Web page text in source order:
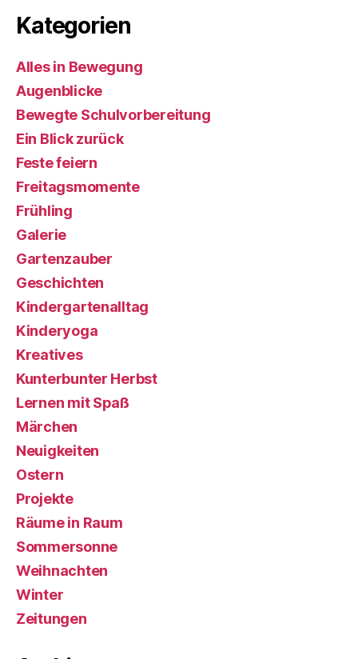
Kategorien
Alles in Bewegung
Augenblicke
Bewegte Schulvorbereitung
Ein Blick zurück
Feste feiern
Freitagsmomente
Frühling
Galerie
Gartenzauber
Geschichten
Kindergartenalltag
Kinderyoga
Kreatives
Kunterbunter Herbst
Lernen mit Spaß
Märchen
Neuigkeiten
Ostern
Projekte
Räume in Raum
Sommersonne
Weihnachten
Winter
Zeitungen